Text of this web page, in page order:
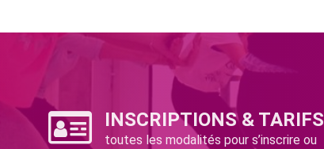
INSCRIPTIONS & TARIFS
toutes les modalités pour s’inscrire ou